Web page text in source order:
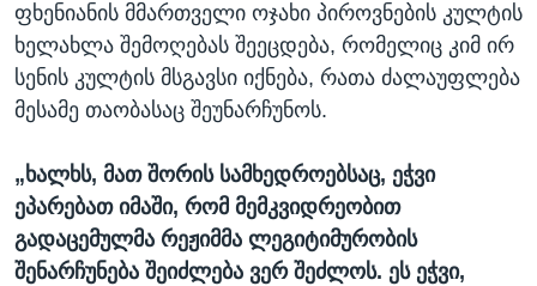
ფხენიანის მმართველი ოჯახი პიროვნების კულტის
ხელახლა შემოღებას შეეცდება, რომელიც კიმ ირ
სენის კულტის მსგავსი იქნება, რათა ძალაუფლება
მესამე თაობასაც შეუნარჩუნოს.
„ხალხს, მათ შორის სამხედროებსაც, ეჭვი
ეპარებათ იმაში, რომ მემკვიდრეობით
გადაცემულმა რეჟიმმა ლეგიტიმურობის
შენარჩუნება შეიძლება ვერ შეძლოს. ეს ეჭვი,